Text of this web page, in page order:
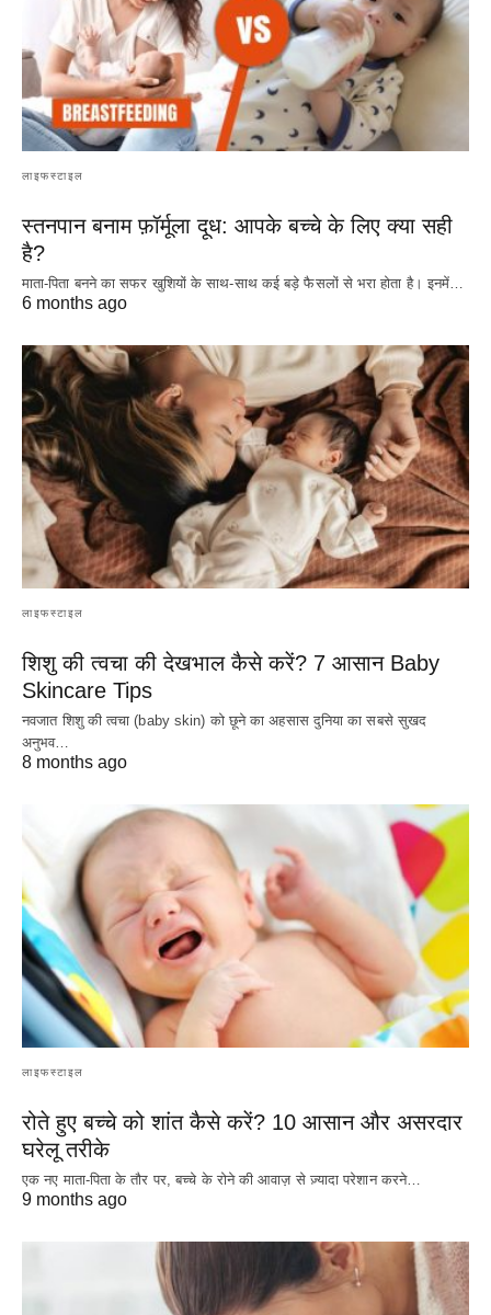
लाइफस्टाइल
स्तनपान बनाम फ़ॉर्मूला दूध: आपके बच्चे के लिए क्या सही
है?
माता-पिता बनने का सफर खुशियों के साथ-साथ कई बड़े फैसलों से भरा होता है। इनमें…
6 months ago
लाइफस्टाइल
शिशु की त्वचा की देखभाल कैसे करें? 7 आसान Baby
Skincare Tips
नवजात शिशु की त्वचा (baby skin) को छूने का अहसास दुनिया का सबसे सुखद
अनुभव…
8 months ago
लाइफस्टाइल
रोते हुए बच्चे को शांत कैसे करें? 10 आसान और असरदार
घरेलू तरीके
एक नए माता-पिता के तौर पर, बच्चे के रोने की आवाज़ से ज़्यादा परेशान करने…
9 months ago